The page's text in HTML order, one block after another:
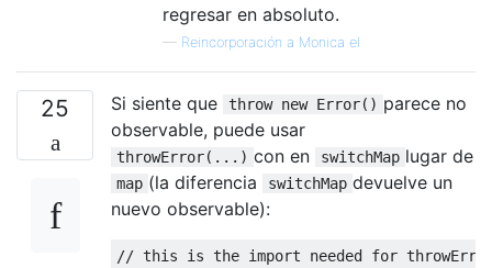
regresar en absoluto.
— Reincorporación a Monica el
25 Si siente que throw new Error() parece no
observable, puede usar
throwError(...) con en switchMap lugar de
map (la diferencia switchMap devuelve un
nuevo observable):
// this is the import needed for